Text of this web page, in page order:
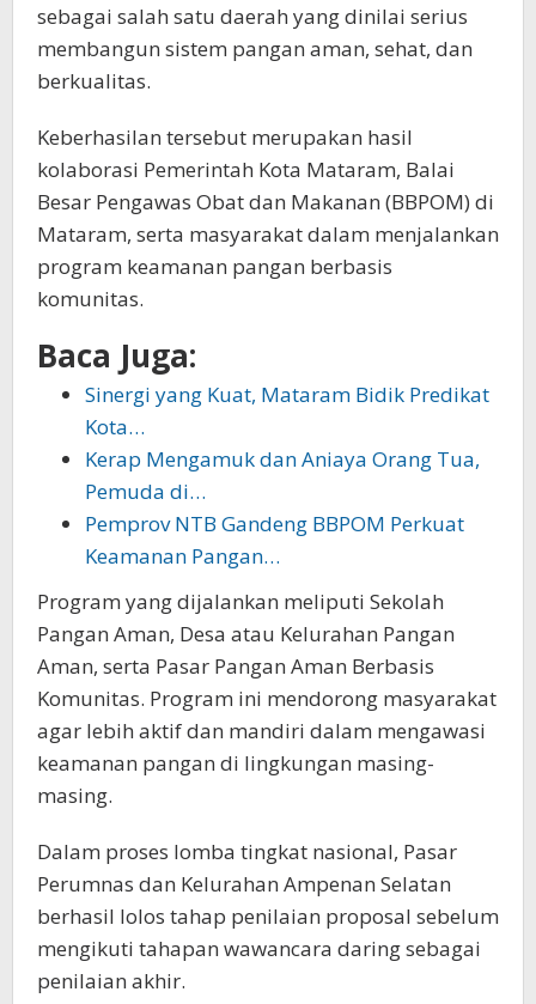
sebagai salah satu daerah yang dinilai serius
membangun sistem pangan aman, sehat, dan
berkualitas.
Keberhasilan tersebut merupakan hasil
kolaborasi Pemerintah Kota Mataram, Balai
Besar Pengawas Obat dan Makanan (BBPOM) di
Mataram, serta masyarakat dalam menjalankan
program keamanan pangan berbasis
komunitas.
Baca Juga:
Sinergi yang Kuat, Mataram Bidik Predikat
Kota…
Kerap Mengamuk dan Aniaya Orang Tua,
Pemuda di…
Pemprov NTB Gandeng BBPOM Perkuat
Keamanan Pangan…
Program yang dijalankan meliputi Sekolah
Pangan Aman, Desa atau Kelurahan Pangan
Aman, serta Pasar Pangan Aman Berbasis
Komunitas. Program ini mendorong masyarakat
agar lebih aktif dan mandiri dalam mengawasi
keamanan pangan di lingkungan masing-
masing.
Dalam proses lomba tingkat nasional, Pasar
Perumnas dan Kelurahan Ampenan Selatan
berhasil lolos tahap penilaian proposal sebelum
mengikuti tahapan wawancara daring sebagai
penilaian akhir.